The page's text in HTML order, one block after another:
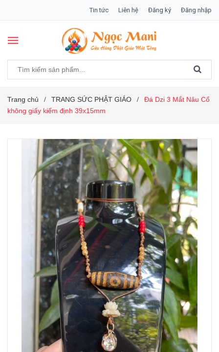
Tin tức Liên hệ Đăng ký Đăng nhập
Trang chủ / TRANG SỨC PHẬT GIÁO /
Đá Dzi 3 Mắt Nâu Cổ
không giấy kiểm định 39x15mm